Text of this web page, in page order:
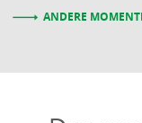
ANDERE